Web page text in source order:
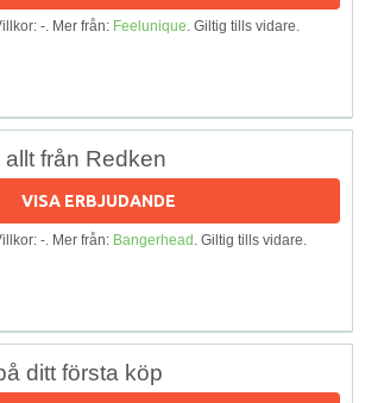
-. Mer från: Feelunique. Giltig tills vidare.
från Redken
VISA ERBJUDANDE
-. Mer från: Bangerhead. Giltig tills vidare.
ditt första köp